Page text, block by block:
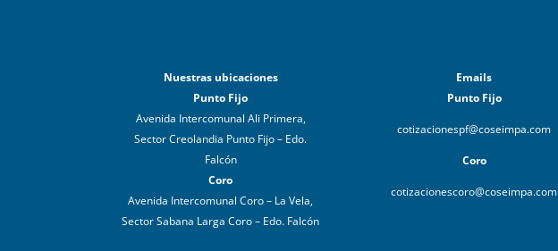
Nuestras ubicaciones
Punto Fijo
Avenida Intercomunal Ali Primera,
Sector Creolandia Punto Fijo – Edo.
Falcón
Coro
Avenida Intercomunal Coro – La Vela,
Sector Sabana Larga Coro – Edo. Falcón
Emails
Punto Fijo
cotizacionespf@coseimpa.com
Coro
cotizacionescoro@coseimpa.com